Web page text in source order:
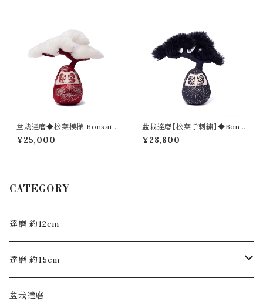
盆栽達磨◆松葉模様 Bonsai D
aruma
¥25,000
盆栽達磨【松葉手刺繍】◆Bons
ai Daruma-sashiko
¥28,800
CATEGORY
達磨 約12cm
達磨 約15cm
モヒカン布達磨
盆栽達磨